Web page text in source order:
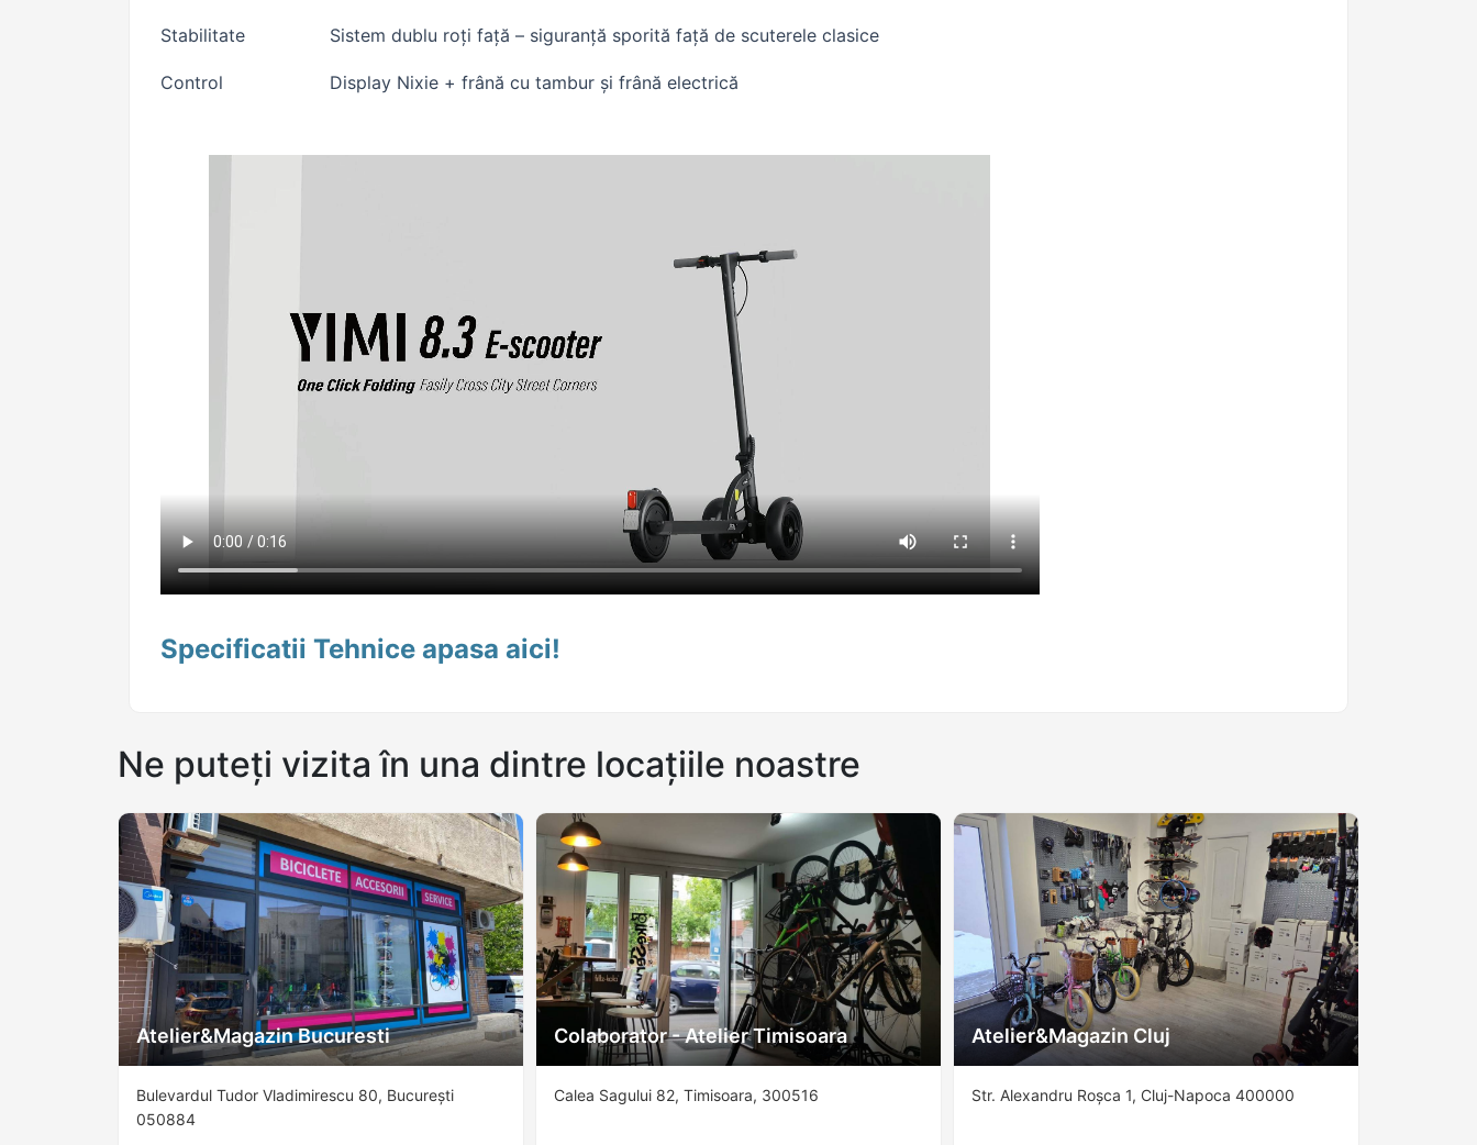
Stabilitate Sistem dublu roți față – siguranță sporită față de scuterele clasice
Control Display Nixie + frână cu tambur și frână electrică
Specificatii Tehnice apasa aici!
Ne puteți vizita în una dintre locațiile noastre
Atelier&Magazin Bucuresti
Bulevardul Tudor Vladimirescu 80, București
050884
Colaborator - Atelier Timisoara
Calea Sagului 82, Timisoara, 300516
Atelier&Magazin Cluj
Str. Alexandru Roșca 1, Cluj-Napoca 400000